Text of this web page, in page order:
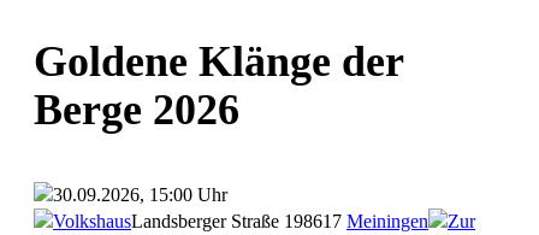
Goldene Klänge der
Berge 2026
30.09.2026, 15:00 Uhr
VolkshausLandsberger Straße 198617 Meiningen
Zur